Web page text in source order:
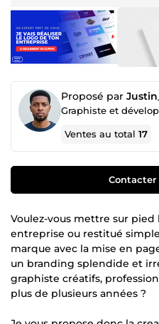
Proposé par
Graphiste et
Ventes au total17
Contacter
Voulez-vous mettre sur
entreprise ou restitué
marque avec la mise en
un branding splendide et
graphiste créatifs,
plus de plusieurs années ?